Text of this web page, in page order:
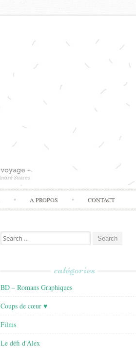
A PROPOS CONTACT
Search
for:
catégories
BD – Romans Graphiques
Coups de cœur ♥
Films
Le défi d'Alex